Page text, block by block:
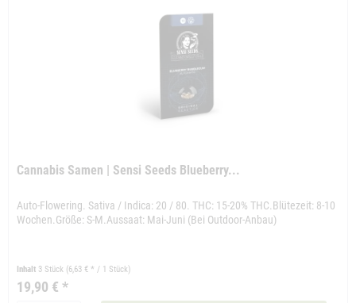
Cannabis Samen | Sensi Seeds Blueberry...
Auto-Flowering. Sativa / Indica: 20 / 80. THC: 15-20% THC.Blütezeit: 8-10
Wochen.Größe: S-M.Aussaat: Mai-Juni (Bei Outdoor-Anbau)
Inhalt 3 Stück (6,63 € * / 1 Stück)
19,90 € *